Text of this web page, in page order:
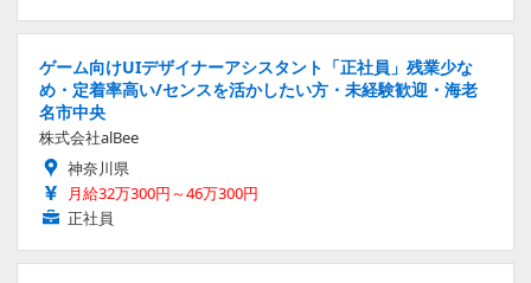
ゲーム向けUIデザイナーアシスタント「正社員」残業少な
め・定着率高い/センスを活かしたい方・未経験歓迎・海老
名市中央
株式会社alBee
神奈川県
月給32万300円～46万300円
正社員